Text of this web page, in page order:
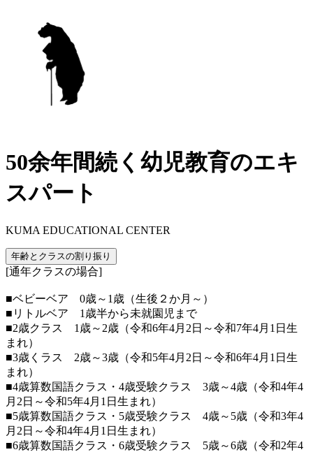
50余年間続く幼児教育のエキ
スパート
KUMA EDUCATIONAL CENTER
年齢とクラスの割り振り
[通年クラスの場合]
■ベビーベア 0歳～1歳（生後２か月～）
■リトルベア 1歳半から未就園児まで
■2歳クラス 1歳～2歳（令和6年4月2日～令和7年4月1日生
まれ）
■3歳くラス 2歳～3歳（令和5年4月2日～令和6年4月1日生
まれ）
■4歳算数国語クラス・4歳受験クラス 3歳～4歳（令和4年4
月2日～令和5年4月1日生まれ）
■5歳算数国語クラス・5歳受験クラス 4歳～5歳（令和3年4
月2日～令和4年4月1日生まれ）
■6歳算数国語クラス・6歳受験クラス 5歳～6歳（令和2年4